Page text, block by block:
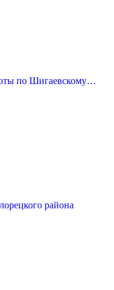
по Шигаевскому…
района